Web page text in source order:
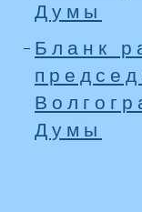
Думы
Бланк
Думы